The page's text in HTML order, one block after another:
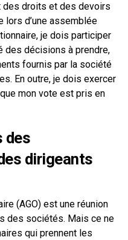
des droits et des devoirs
lors d’une assemblée
je dois participer
des décisions à prendre,
fournis par la société
En outre, je dois exercer
mon vote est pris en
des
dirigeants
(AGO) est une réunion
des sociétés. Mais ce ne
qui prennent les